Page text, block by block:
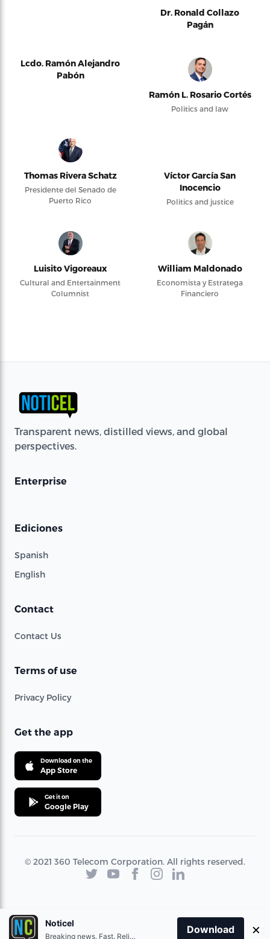
Dr. Ronald Collazo
Pagán
Lcdo. Ramón Alejandro
Pabón
Ramón L. Rosario Cortés
Politics and law
Thomas Rivera Schatz
Presidente del Senado de
Puerto Rico
Víctor García San
Inocencio
Politics and justice
Luisito Vigoreaux
Cultural and Entertainment
Columnist
William Maldonado
Economista y Estratega
Financiero
Transparent news, distilled views, and global
perspectives.
Enterprise
Ediciones
Spanish
English
Contact
Contact Us
Terms of use
Privacy Policy
Get the app
Download on the
App Store
Get it on
Google Play
© 2021 360 Telecom Corporation. All rights reserved.
Noticel
Breaking news. Fast. Reliable.
Download ×